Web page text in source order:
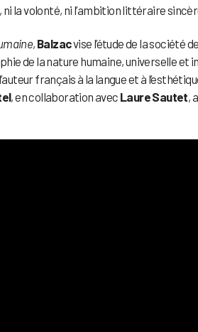
ni la volonté, ni l’ambition littéraire
, Balzacvise l’étude de la société
de la nature humaine, universelle
français à la langue et à
, en collaboration avec Laure Sautet,